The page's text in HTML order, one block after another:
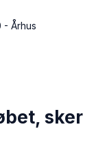
- Århus
sker